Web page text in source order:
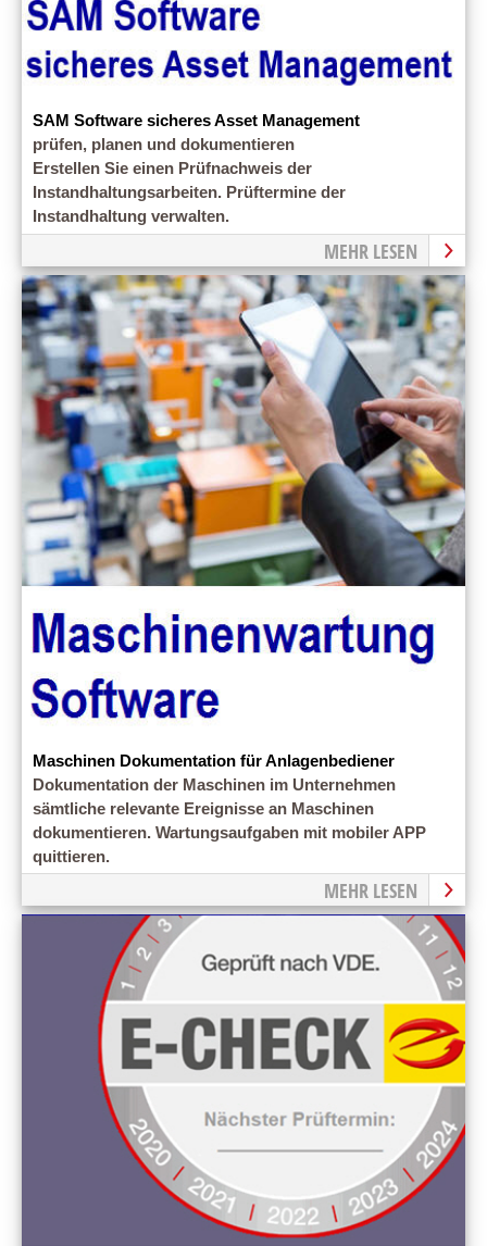
SAM Software sicheres Asset Management
prüfen, planen und dokumentieren
Erstellen Sie einen Prüfnachweis der
Instandhaltungsarbeiten. Prüftermine der
Instandhaltung verwalten.
MEHR LESEN
Maschinen Dokumentation für Anlagenbediener
Dokumentation der Maschinen im Unternehmen
sämtliche relevante Ereignisse an Maschinen
dokumentieren. Wartungsaufgaben mit mobiler APP
quittieren.
MEHR LESEN